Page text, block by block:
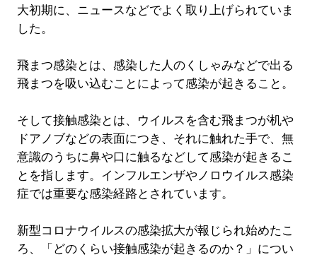
大初期に、ニュースなどでよく取り上げられていま
した。
飛まつ感染とは、感染した人のくしゃみなどで出る
飛まつを吸い込むことによって感染が起きること。
そして接触感染とは、ウイルスを含む飛まつが机や
ドアノブなどの表面につき、それに触れた手で、無
意識のうちに鼻や口に触るなどして感染が起きるこ
とを指します。インフルエンザやノロウイルス感染
症では重要な感染経路とされています。
新型コロナウイルスの感染拡大が報じられ始めたこ
ろ、「どのくらい接触感染が起きるのか？」につい